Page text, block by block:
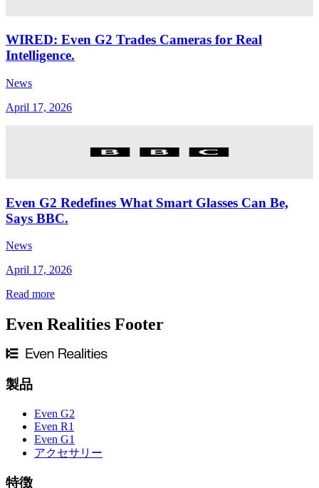
WIRED: Even G2 Trades Cameras for Real
Intelligence.
News
April 17, 2026
Even G2 Redefines What Smart Glasses Can Be,
Says BBC.
News
April 17, 2026
Read more
Even Realities Footer
製品
Even G2
Even R1
Even G1
アクセサリー
特徴